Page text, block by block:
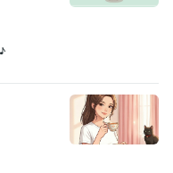
えない✳️:99年
年
れない☪️:99年
完璧☪️:99年
話せる力☪️:99年
話できる☪️:99年
、愚痴、女性の友達として